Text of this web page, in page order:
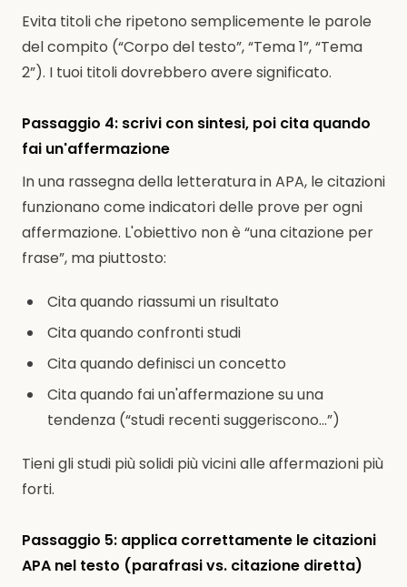
Evita titoli che ripetono semplicemente le parole
del compito (“Corpo del testo”, “Tema 1”, “Tema
2”). I tuoi titoli dovrebbero avere significato.
Passaggio 4: scrivi con sintesi, poi cita quando
fai un'affermazione
In una rassegna della letteratura in APA, le citazioni
funzionano come indicatori delle prove per ogni
affermazione. L'obiettivo non è “una citazione per
frase”, ma piuttosto:
Cita quando riassumi un risultato
Cita quando confronti studi
Cita quando definisci un concetto
Cita quando fai un'affermazione su una
tendenza (“studi recenti suggeriscono...”)
Tieni gli studi più solidi più vicini alle affermazioni più
forti.
Passaggio 5: applica correttamente le citazioni
APA nel testo (parafrasi vs. citazione diretta)